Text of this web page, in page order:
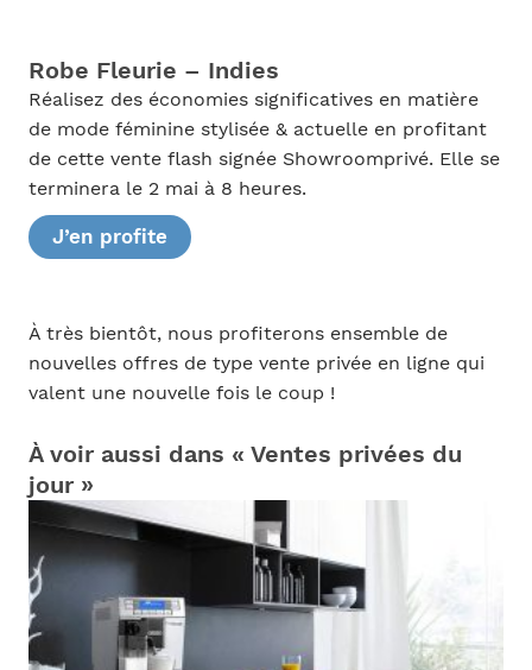
Robe Fleurie – Indies
Réalisez des économies significatives en matière
de mode féminine stylisée & actuelle en profitant
de cette vente flash signée Showroomprivé. Elle se
terminera le 2 mai à 8 heures.
J’en profite
À très bientôt, nous profiterons ensemble de
nouvelles offres de type vente privée en ligne qui
valent une nouvelle fois le coup !
À voir aussi dans « Ventes privées du
jour »